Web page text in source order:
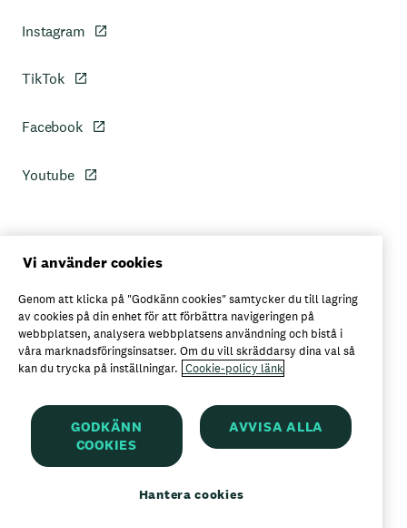
Instagram
TikTok
Facebook
Youtube
Personuppgiftspolicy
Axfoods integritetspolicy
Här kan du köpa Garant
Garant är ett registrerat varumärke för
Vi använder cookies
Genom att klicka på "Godkänn cookies" samtycker du till lagring
av cookies på din enhet för att förbättra navigeringen på
webbplatsen, analysera webbplatsens användning och bistå i
våra marknadsföringsinsatser. Om du vill skräddarsy dina val så
kan du trycka på inställningar. Cookie-policy länk
GODKÄNN
COOKIES
AVVISA ALLA
Hantera cookies